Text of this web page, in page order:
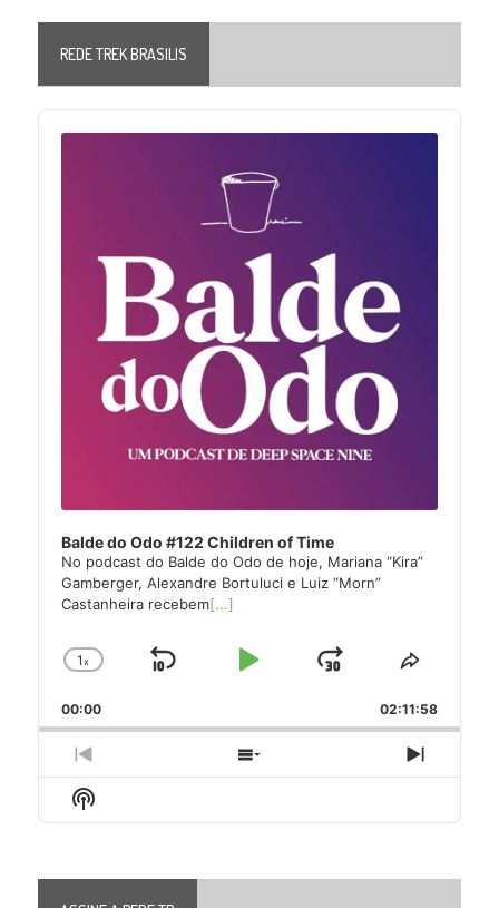
REDE TREK BRASILIS
Audio
Player
Balde do Odo #122 Children of Time
No podcast do Balde do Odo de hoje, Mariana “Kira”
Gamberger, Alexandre Bortuluci e Luiz “Morn”
Castanheira recebem[...]
Change
Rate
1x
Skip
Play
Jump
Forward
Share
Episode
00:00 02:11:58
Previous
Episode
Show
Episodes
Next
Episode
Show
Podcast